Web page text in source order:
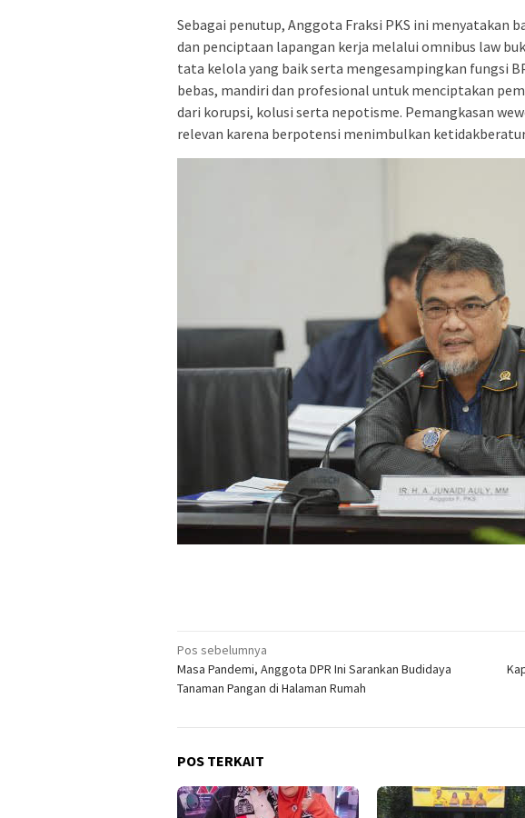
Sebagai penutup, Anggota Fraksi PKS ini menyatakan
dan penciptaan lapangan kerja melalui omnibus law
tata kelola yang baik serta mengesampingkan fungsi
bebas, mandiri dan profesional untuk menciptakan
dari korupsi, kolusi serta nepotisme. Pemangkasan
relevan karena berpotensi menimbulkan
Navigasi
pos
Pos sebelumnya
Masa Pandemi, Anggota DPR Ini Sarankan Budidaya
Tanaman Pangan di Halaman Rumah
POS TERKAIT